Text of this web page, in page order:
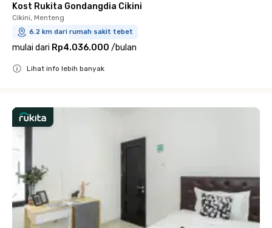
Kost Rukita Gondangdia Cikini
Cikini, Menteng
6.2 km dari rumah sakit tebet
mulai dari Rp4.036.000 /bulan
Lihat info lebih banyak